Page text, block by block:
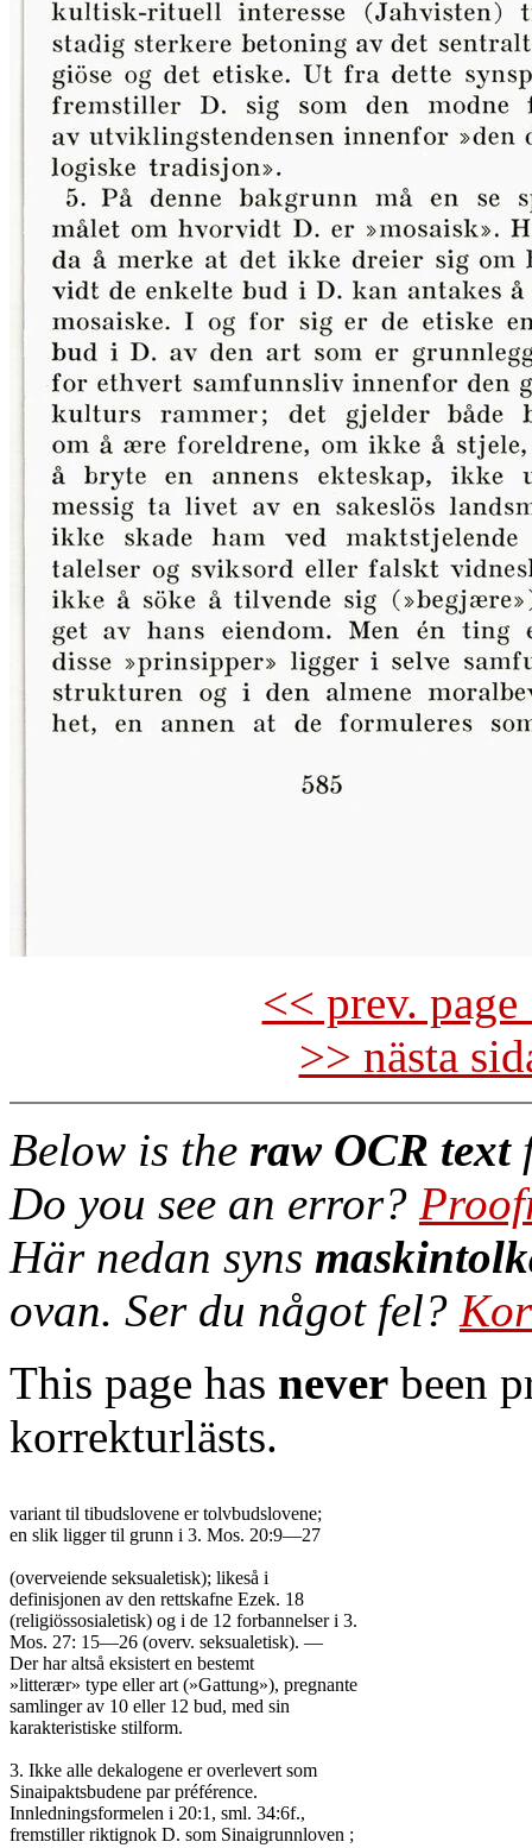
<< prev.
>> nästa
Below is the raw OCR text
Do you see an error?
Här nedan syns
ovan. Ser du något fel?
This page has never been
korrekturlästs.
variant til tibudslovene er tolvbudslovene;
en slik ligger til grunn i 3. Mos. 20:9—27
(overveiende seksualetisk); likeså i
definisjonen av den rettskafne Ezek. 18
(religiössosialetisk) og i de 12 forbannelser i 3.
Mos. 27: 15—26 (overv. seksualetisk). —
Der har altså eksistert en bestemt
»litterær» type eller art (»Gattung»), pregnante
samlinger av 10 eller 12 bud, med sin
karakteristiske stilform.
3. Ikke alle dekalogene er overlevert som
Sinaipaktsbudene par préférence.
Innledningsformelen i 20:1, sml. 34:6f.,
fremstiller riktignok D. som Sinaigrunnloven ;